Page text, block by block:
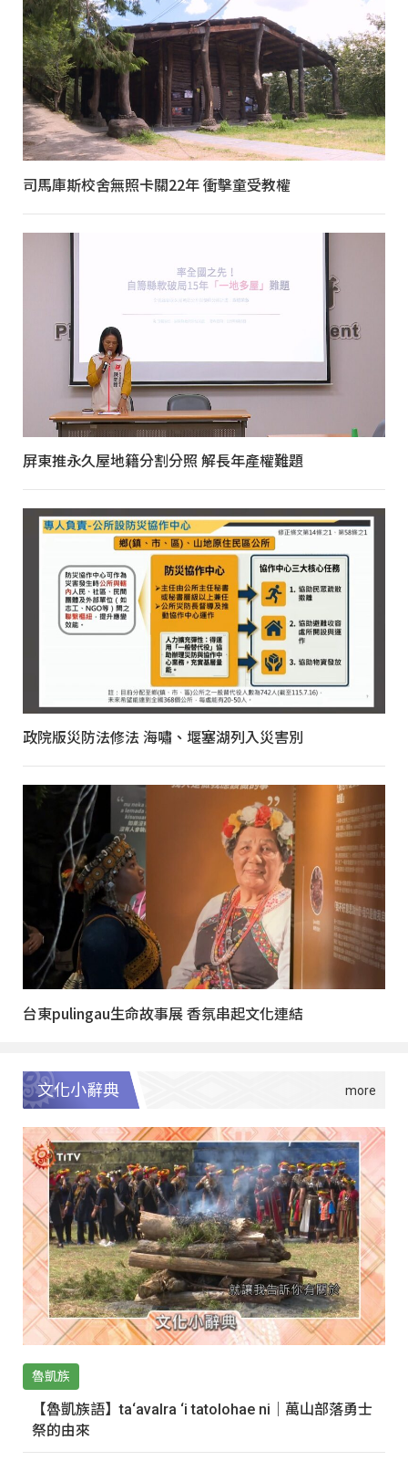
司馬庫斯校舍無照卡關22年 衝擊童受教權
屏東推永久屋地籍分割分照 解長年產權難題
政院版災防法修法 海嘯、堰塞湖列入災害別
台東pulingau生命故事展 香氛串起文化連結
文化小辭典
魯凱族
【魯凱族語】ta‘avalra ‘i tatolohae ni｜萬山部落勇士
祭的由來